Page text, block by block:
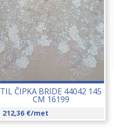
TIL ČIPKA BRIDE 44042 145
CM 16199
212,36 €/met